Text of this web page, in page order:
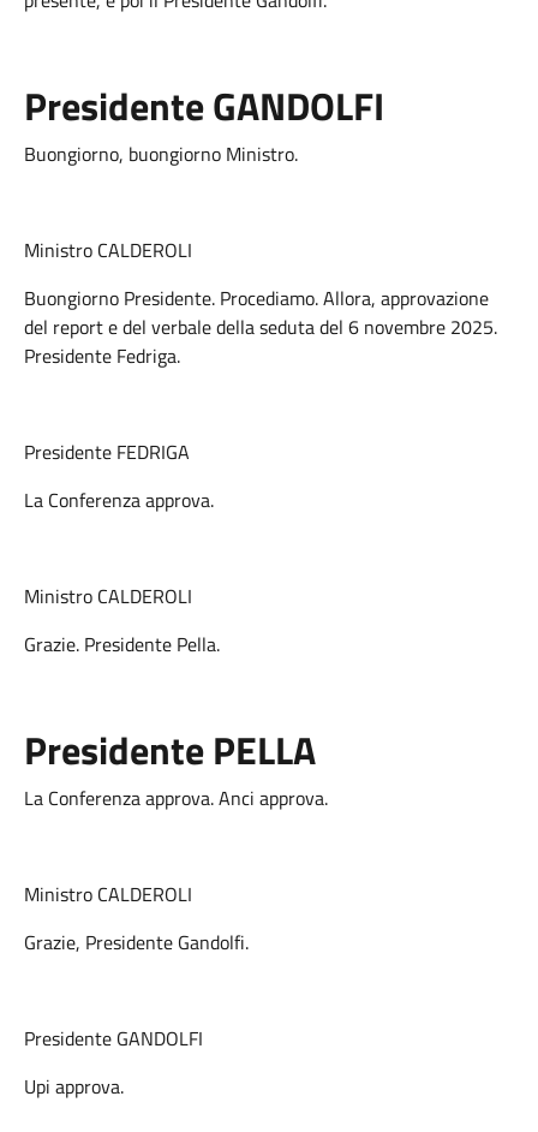
Presidente GANDOLFI
Buongiorno, buongiorno Ministro.
Ministro CALDEROLI
Buongiorno Presidente. Procediamo. Allora, approvazione
del report e del verbale della seduta del 6 novembre 2025.
Presidente Fedriga.
Presidente FEDRIGA
La Conferenza approva.
Ministro CALDEROLI
Grazie. Presidente Pella.
Presidente PELLA
La Conferenza approva. Anci approva.
Ministro CALDEROLI
Grazie, Presidente Gandolfi.
Presidente GANDOLFI
Upi approva.